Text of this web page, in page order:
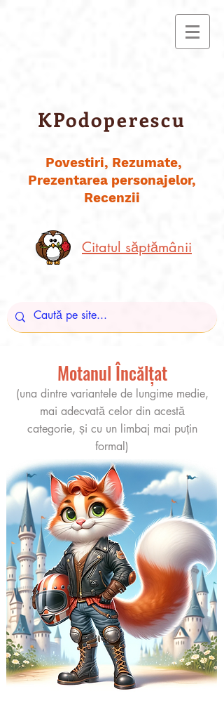
KPodoperescu
Povestiri, Rezumate,
Prezentarea personajelor,
Recenzii
Citatul săptămânii
Motanul Încălțat
(una dintre variantele de lungime medie,
mai adecvată celor din acestă
categorie, și cu un limbaj mai puțin
formal)